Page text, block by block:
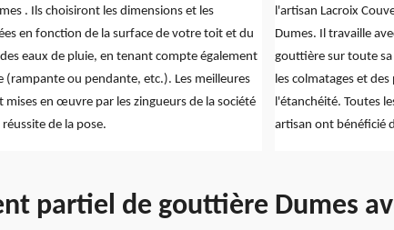
. Ils choisiront les dimensions et les
en fonction de la surface de votre toit et du
eaux de pluie, en tenant compte également
(rampante ou pendante, etc.). Les meilleures
mises en œuvre par les zingueurs de la société
de la pose.
l'artisan Lacroix
Dumes. Il travaille
gouttière sur toute
les colmatages et
l'étanchéité. Toutes
artisan ont bénéficié
partiel de gouttière Dumes